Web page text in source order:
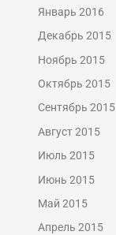
Январь 2016
Декабрь 2015
Ноябрь 2015
Октябрь 2015
Сентябрь 2015
Август 2015
Июль 2015
Июнь 2015
Май 2015
Апрель 2015